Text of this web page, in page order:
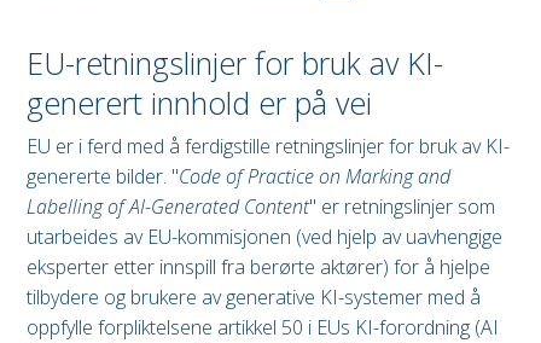
EU-retningslinjer for bruk av KI-
generert innhold er på vei
EU er i ferd med å ferdigstille retningslinjer for bruk av KI-
genererte bilder. "Code of Practice on Marking and
Labelling of AI-Generated Content" er retningslinjer som
utarbeides av EU-kommisjonen (ved hjelp av uavhengige
eksperter etter innspill fra berørte aktører) for å hjelpe
tilbydere og brukere av generative KI-systemer med å
oppfylle forpliktelsene artikkel 50 i EUs KI-forordning (AI